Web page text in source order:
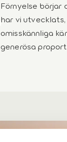
Förnyelse börjar
har vi
omisskännliga
generösa